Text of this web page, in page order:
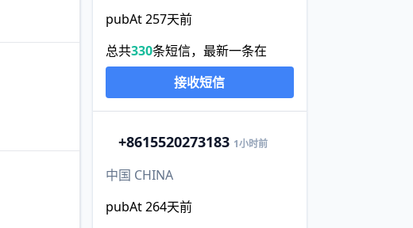
pubAt 257天前
总共330条短信，最新一条在
接收短信
+8615520273183 1小时前
中国 CHINA
pubAt 264天前